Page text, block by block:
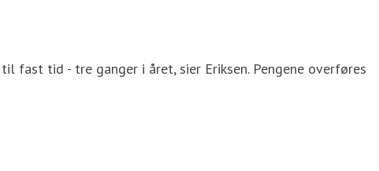
fast tid - tre ganger i året, sier Eriksen. Pengene overføres